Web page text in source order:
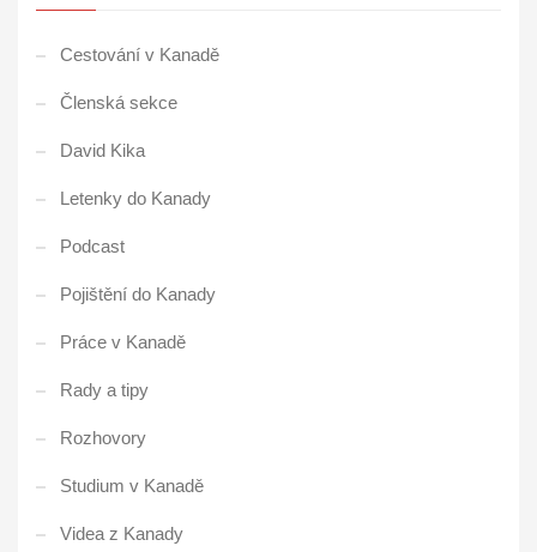
Cestování v Kanadě
Členská sekce
David Kika
Letenky do Kanady
Podcast
Pojištění do Kanady
Práce v Kanadě
Rady a tipy
Rozhovory
Studium v Kanadě
Videa z Kanady